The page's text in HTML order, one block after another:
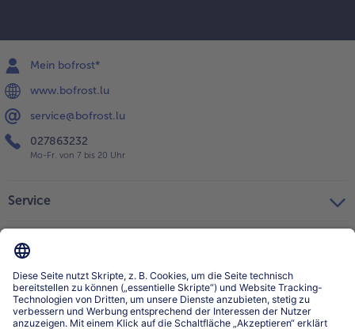
Mein bofrost*
www.bofrost.lu
service@bofrost.lu
027863232
Mo-Fr. von 7 bis 20 Uhr
Service
Über bofrost*
Kategorien